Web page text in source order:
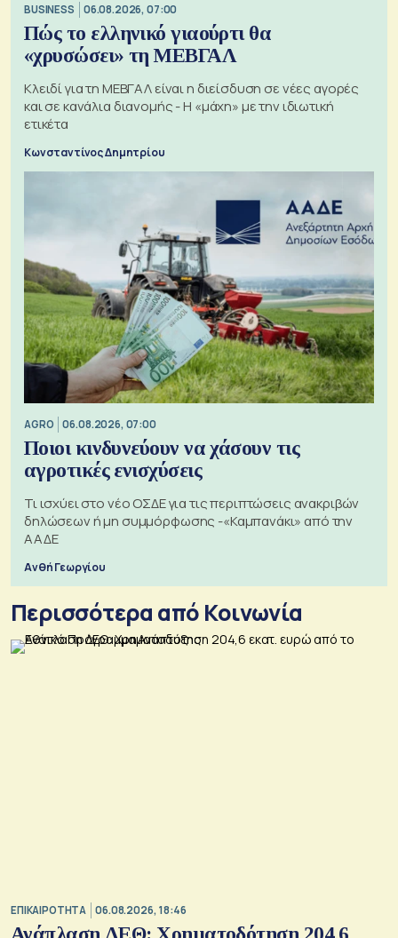
BUSINESS 06.08.2026, 07:00
Πώς το ελληνικό γιαούρτι θα
«χρυσώσει» τη ΜΕΒΓΑΛ
Κλειδί για τη ΜΕΒΓΑΛ είναι η διείσδυση σε νέες αγορές
και σε κανάλια διανομής - Η «μάχη» με την ιδιωτική
ετικέτα
Κωνσταντίνος Δημητρίου
AGRO 06.08.2026, 07:00
Ποιοι κινδυνεύουν να χάσουν τις
αγροτικές ενισχύσεις
Τι ισχύει στο νέο ΟΣΔΕ για τις περιπτώσεις ανακριβών
δηλώσεων ή μη συμμόρφωσης -«Καμπανάκι» από την
ΑΑΔΕ
Ανθή Γεωργίου
Περισσότερα από Κοινωνία
ΕΠΙΚΑΙΡΟΤΗΤΑ 06.08.2026, 18:46